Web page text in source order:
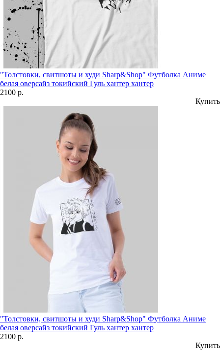
"Толстовки, свитшоты и худи Sharp&Shop" Футболка Аниме
белая оверсайз токийский Гуль хантер хантер
2100 р.
Купить
"Толстовки, свитшоты и худи Sharp&Shop" Футболка Аниме
белая оверсайз токийский Гуль хантер хантер
2100 р.
Купить